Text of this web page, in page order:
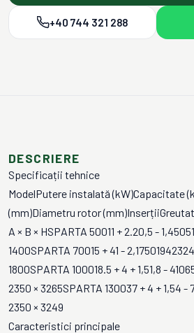
+40 744 321 288
DESCRIERE
Specificații tehnice
ModelPutere instalată (kW)Capacitate
(mm)Diametru rotor
A × B × HSPARTA 50011 + 2.20,5 -
1400SPARTA 70015 + 41 -
1800SPARTA 100018.5 + 4 + 1,51,8 -
2350 × 3265SPARTA 130037 + 4 + 1,54 -
2350 × 3249
Caracteristici principale